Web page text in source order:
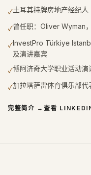
✓土耳其持牌房地产经纪
✓曾任职：Oliver Wyman
✓InvestPro Türkiye
及演讲嘉宾
✓博阿济奇大学职业活动演
✓加拉塔萨雷体育俱乐部代
完整简介 →查看